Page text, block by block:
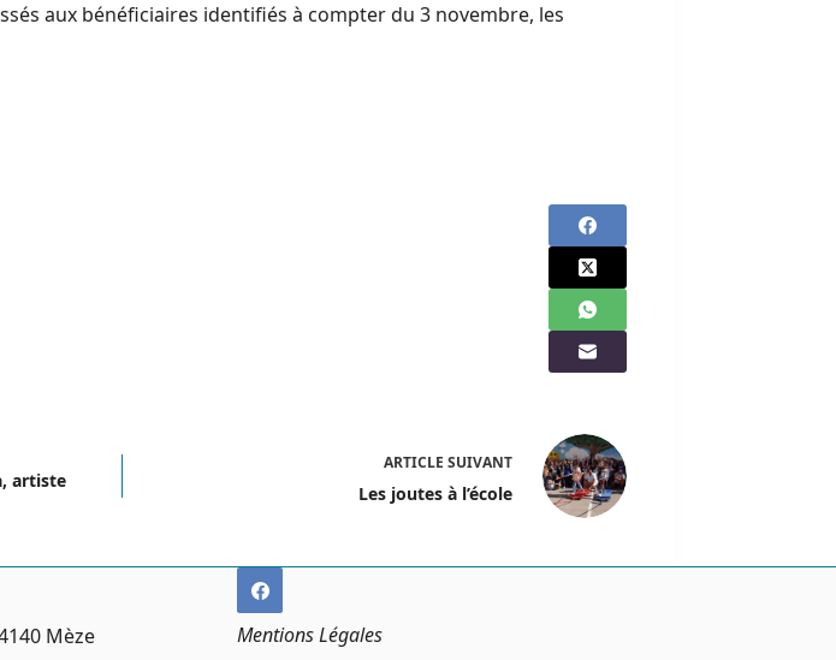
aux bénéficiaires identifiés à compter du 3 novembre, les
artiste
ARTICLE SUIVANT
Les joutes à l’école
Mèze
Mentions Légales